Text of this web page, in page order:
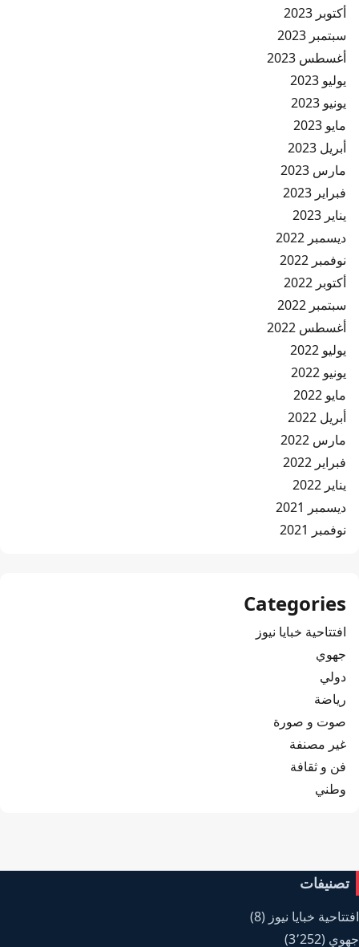
أكتوبر 2023
سبتمبر 2023
أغسطس 2023
يوليو 2023
يونيو 2023
مايو 2023
أبريل 2023
مارس 2023
فبراير 2023
يناير 2023
ديسمبر 2022
نوفمبر 2022
أكتوبر 2022
سبتمبر 2022
أغسطس 2022
يوليو 2022
يونيو 2022
مايو 2022
أبريل 2022
مارس 2022
فبراير 2022
يناير 2022
ديسمبر 2021
نوفمبر 2021
Categories
افتتاحية خبايا نيوز
جهوي
دولي
رياضة
صوت و صورة
غير مصنفة
فن و ثقافة
وطني
تصنيفات
افتتاحية خبايا نيوز (8)
جهوي (3٬252)